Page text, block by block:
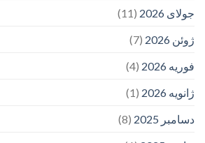
جولای 2026
(11)
ژوئن 2026
(7)
فوریه 2026
(4)
ژانویه 2026
(1)
دسامبر 2025
(8)